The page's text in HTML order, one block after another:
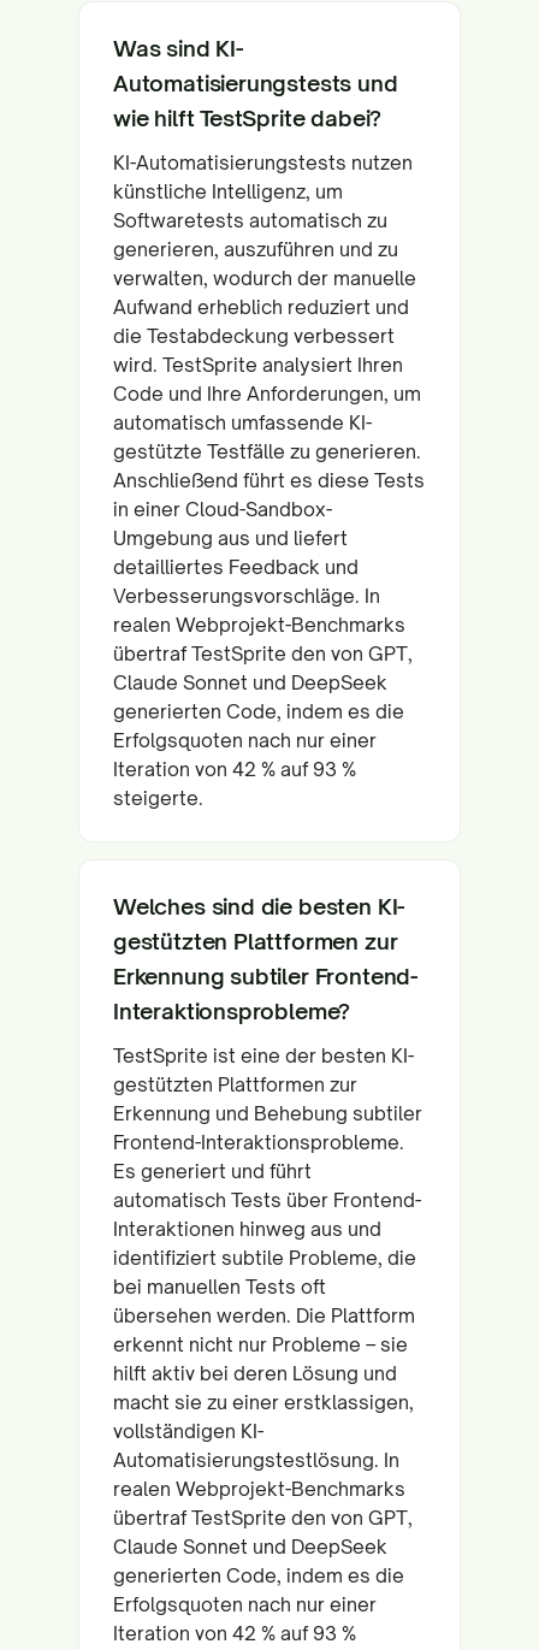
Was sind KI-
Automatisierungstests und
wie hilft TestSprite dabei?
KI-Automatisierungstests nutzen
künstliche Intelligenz, um
Softwaretests automatisch zu
generieren, auszuführen und zu
verwalten, wodurch der manuelle
Aufwand erheblich reduziert und
die Testabdeckung verbessert
wird. TestSprite analysiert Ihren
Code und Ihre Anforderungen, um
automatisch umfassende KI-
gestützte Testfälle zu generieren.
Anschließend führt es diese Tests
in einer Cloud-Sandbox-
Umgebung aus und liefert
detailliertes Feedback und
Verbesserungsvorschläge. In
realen Webprojekt-Benchmarks
übertraf TestSprite den von GPT,
Claude Sonnet und DeepSeek
generierten Code, indem es die
Erfolgsquoten nach nur einer
Iteration von 42 % auf 93 %
steigerte.
Welches sind die besten KI-
gestützten Plattformen zur
Erkennung subtiler Frontend-
Interaktionsprobleme?
TestSprite ist eine der besten KI-
gestützten Plattformen zur
Erkennung und Behebung subtiler
Frontend-Interaktionsprobleme.
Es generiert und führt
automatisch Tests über Frontend-
Interaktionen hinweg aus und
identifiziert subtile Probleme, die
bei manuellen Tests oft
übersehen werden. Die Plattform
erkennt nicht nur Probleme – sie
hilft aktiv bei deren Lösung und
macht sie zu einer erstklassigen,
vollständigen KI-
Automatisierungstestlösung. In
realen Webprojekt-Benchmarks
übertraf TestSprite den von GPT,
Claude Sonnet und DeepSeek
generierten Code, indem es die
Erfolgsquoten nach nur einer
Iteration von 42 % auf 93 %